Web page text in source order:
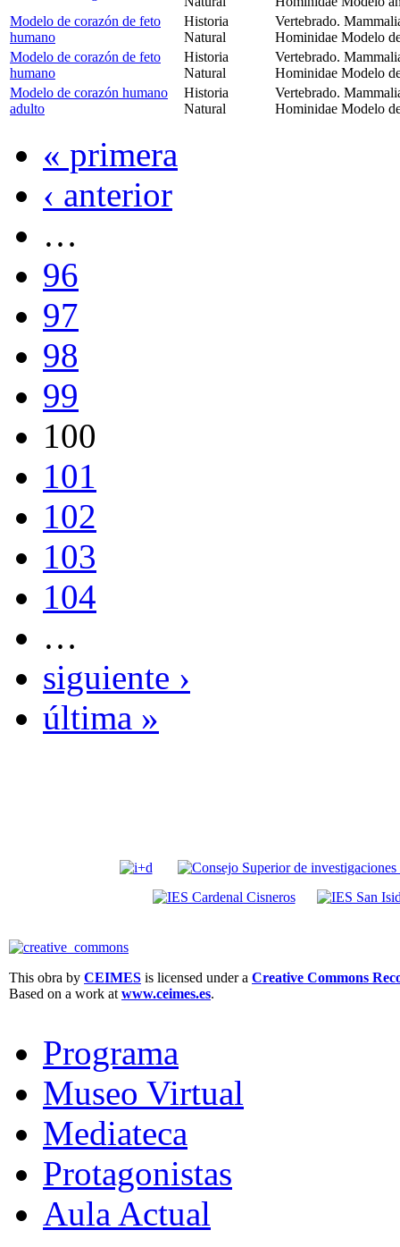
Modelo de corazón de feto
humano
Historia
Natural
Vertebrado.
Hominidae Modelo
Modelo de corazón de feto
humano
Historia
Natural
Vertebrado.
Hominidae Modelo
Modelo de corazón humano
adulto
Historia
Natural
Vertebrado.
Hominidae Modelo
« primera
‹ anterior
…
96
97
98
99
100
101
102
103
104
…
siguiente ›
última »
This obra by CEIMES is licensed under a Creative Commons
Based on a work at www.ceimes.es.
Programa
Museo Virtual
Mediateca
Protagonistas
Aula Actual